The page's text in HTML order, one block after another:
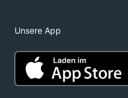
Unsere App